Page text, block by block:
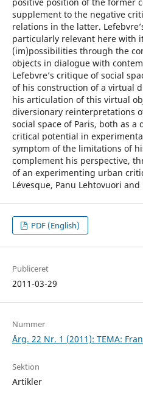
supplement to the negative
relations in the latter.
particularly relevant here with
(im)possibilities through the
objects in dialogue with
Lefebvre’s critique of social
of his construction of a virtual
his articulation of this virtual
diversionary reinterpretations
social space of Paris, both as
critical potential in
symptom of the limitations of
complement his perspective,
of an experimenting urban
Lévesque, Panu Lehtovuori and
PDF (English)
Publiceret
2011-03-29
Nummer
Årg. 22 Nr. 1 (2011): TEMA:
Sektion
Artikler